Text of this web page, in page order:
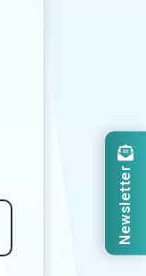
Newsletter